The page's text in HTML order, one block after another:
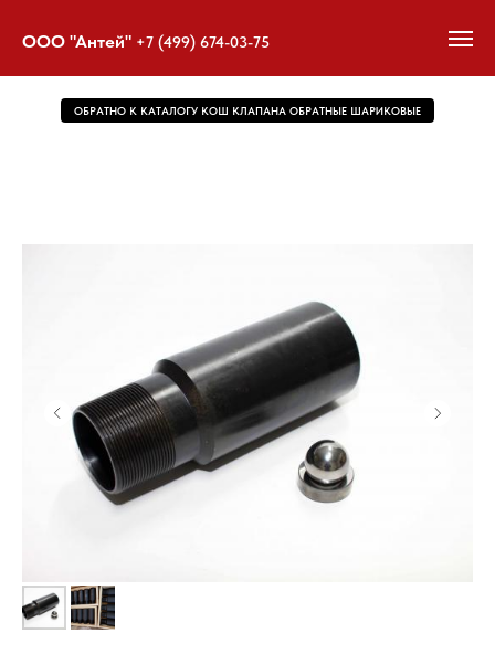
ООО "Антей" +7 (499) 674-03-75
ОБРАТНО К КАТАЛОГУ КОШ КЛАПАНА ОБРАТНЫЕ ШАРИКОВЫЕ